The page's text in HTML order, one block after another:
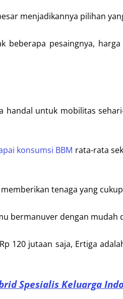
menjadikannya pilihan
beberapa pesaingnya,
untuk mobilitas
konsumsi BBM rata-rata
tenaga yang
bermanuver dengan mudah
120 jutaan saja, Ertiga
Spesialis Keluarga